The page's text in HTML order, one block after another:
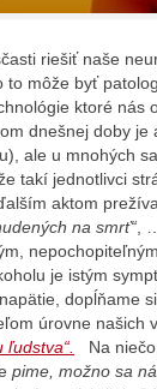
riešiť naše
to môže byť
ktoré nás
dnešnej doby je
ale u mnohých
takí jednotlivci
aktom
na smrť“ ,
je istým
dopĺňame
úrovne našich
ľudstva“.
Na
pime, možno sa